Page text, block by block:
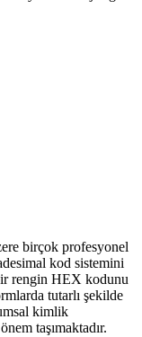
birçok profesyonel
kod sistemini
rengin HEX kodunu
tutarlı şekilde
kimlik
taşımaktadır.